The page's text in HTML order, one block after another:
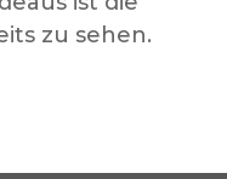
zu sehen.